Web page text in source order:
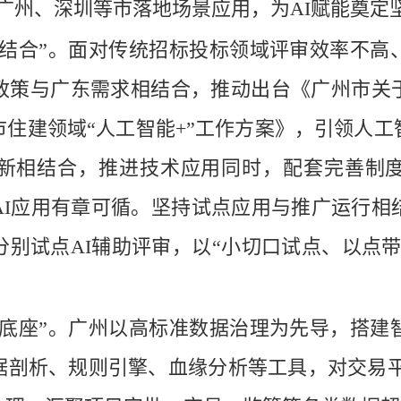
州、深圳等市落地场景应用，为AI赋能奠定
合”。面对传统招标投标领域评审效率不
与广东需求相结合，推动出台《广州市
建领域“人工智能+”工作方案》，引领人
相结合，推进技术应用同时，配套完善制
用有章可循。坚持试点应用与推广运行
别试点AI辅助评审，以“小切口试点、以点
座”。广州以高标准数据治理为先导，搭
析、规则引擎、血缘分析等工具，对交易